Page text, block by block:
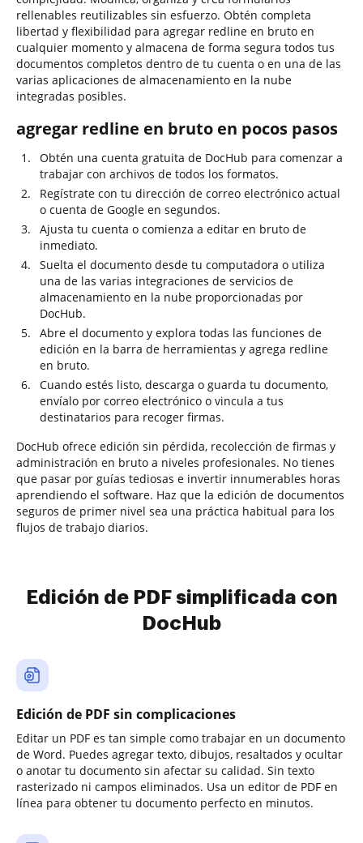
rellenables reutilizables sin esfuerzo. Obtén completa
libertad y flexibilidad para agregar redline en bruto en
cualquier momento y almacena de forma segura todos tus
documentos completos dentro de tu cuenta o en una de las
varias aplicaciones de almacenamiento en la nube
integradas posibles.
agregar redline en bruto en pocos pasos
Obtén una cuenta gratuita de DocHub para comenzar a
trabajar con archivos de todos los formatos.
Regístrate con tu dirección de correo electrónico actual
o cuenta de Google en segundos.
Ajusta tu cuenta o comienza a editar en bruto de
inmediato.
Suelta el documento desde tu computadora o utiliza
una de las varias integraciones de servicios de
almacenamiento en la nube proporcionadas por
DocHub.
Abre el documento y explora todas las funciones de
edición en la barra de herramientas y agrega redline
en bruto.
Cuando estés listo, descarga o guarda tu documento,
envíalo por correo electrónico o vincula a tus
destinatarios para recoger firmas.
DocHub ofrece edición sin pérdida, recolección de firmas y
administración en bruto a niveles profesionales. No tienes
que pasar por guías tediosas e invertir innumerables horas
aprendiendo el software. Haz que la edición de documentos
seguros de primer nivel sea una práctica habitual para los
flujos de trabajo diarios.
Edición de PDF simplificada con
DocHub
Edición de PDF sin complicaciones
Editar un PDF es tan simple como trabajar en un documento
de Word. Puedes agregar texto, dibujos, resaltados y ocultar
o anotar tu documento sin afectar su calidad. Sin texto
rasterizado ni campos eliminados. Usa un editor de PDF en
línea para obtener tu documento perfecto en minutos.